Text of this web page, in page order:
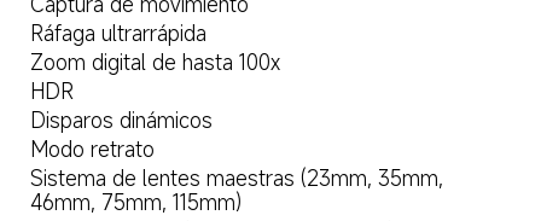
Ráfaga ultrarrápida
Zoom digital de hasta 100x
HDR
Disparos dinámicos
Modo retrato
Sistema de lentes maestras (23mm, 35mm,
46mm, 75mm, 115mm)